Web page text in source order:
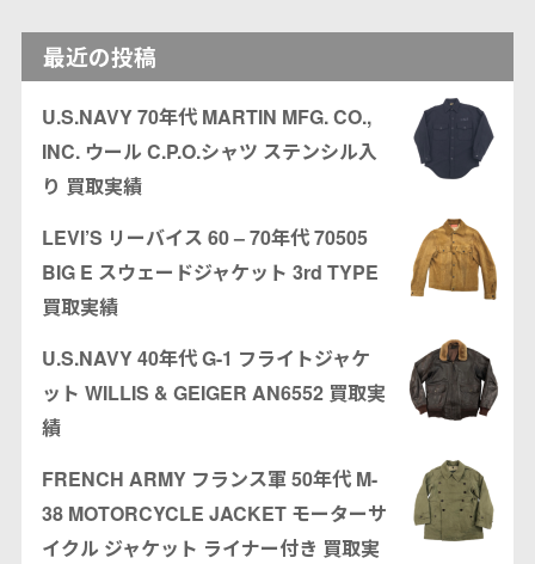
最近の投稿
U.S.NAVY 70年代 MARTIN MFG. CO.,
INC. ウール C.P.O.シャツ ステンシル入
り 買取実績
LEVI’S リーバイス 60 – 70年代 70505
BIG E スウェードジャケット 3rd TYPE
買取実績
U.S.NAVY 40年代 G-1 フライトジャケ
ット WILLIS & GEIGER AN6552 買取実
績
FRENCH ARMY フランス軍 50年代 M-
38 MOTORCYCLE JACKET モーターサ
イクル ジャケット ライナー付き 買取実